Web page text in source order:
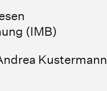
(IMB)
Kustermann